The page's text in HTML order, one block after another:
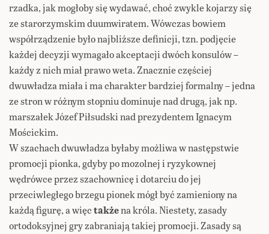
rzadka, jak mogłoby się wydawać, choć zwykle kojarzy się
ze starorzymskim duumwiratem. Wówczas bowiem
współrządzenie było najbliższe definicji, tzn. podjęcie
każdej decyzji wymagało akceptacji dwóch konsulów –
każdy z nich miał prawo weta. Znacznie częściej
dwuwładza miała i ma charakter bardziej formalny – jedna
ze stron w różnym stopniu dominuje nad drugą, jak np.
marszałek Józef Piłsudski nad prezydentem Ignacym
Mościckim.
W szachach dwuwładza byłaby możliwa w następstwie
promocji pionka, gdyby po mozolnej i ryzykownej
wędrówce przez szachownicę i dotarciu do jej
przeciwległego brzegu pionek mógł być zamieniony na
każdą figurę, a więctakżena króla. Niestety, zasady
ortodoksyjnej gry zabraniają takiej promocji. Zasady są